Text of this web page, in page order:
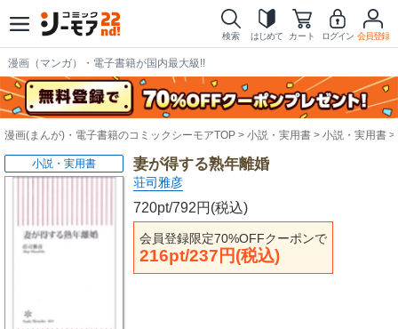
検索 はじめて カート ログイン 会員登録
漫画（マンガ）・電子書籍が国内最大級!!
漫画(まんが)・電子書籍のコミックシーモアTOP 小説・実用書 小説・実用書
妻が得する熟年離婚
荘司雅彦
720pt/792円(税込)
会員登録限定70%OFFクーポンで
216pt/237円(税込)
小説・実用書